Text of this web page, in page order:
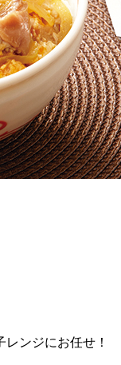
ンジにお任せ！